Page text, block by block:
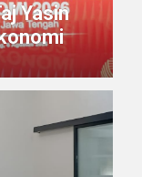
Yasin